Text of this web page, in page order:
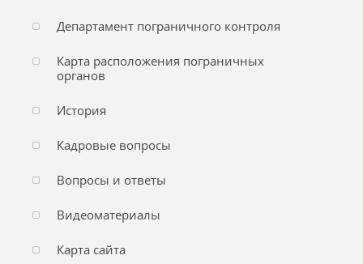
Департамент пограничного контроля
Карта расположения пограничных
органов
История
Кадровые вопросы
Вопросы и ответы
Видеоматериалы
Карта сайта